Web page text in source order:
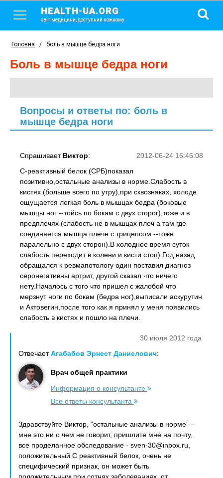
HEALTH-UA.ORG
світ медицини, доступний кожному
Головна / боль в мышце бедра ноги
боль в мышце бедра ноги
Вопросы и ответы по: боль в
мышце бедра ноги
2012-06-24 16:46:08
Спрашивает Виктор:
С-реактивный белок (СРБ)показал
позитивно,остальные анализы в норме.Слабость в
кистях (больше всего по утру),при сквозняках, холоде
ощущается легкая боль в мышцах бедра (боковые
мышцы ног --тойсь по бокам с двух сторог),тоже и в
предплечях (слабость не в мышцах плеч а там где
соединяется мышца плече с трицепсом --тоже
паралельно с двух сторон).В холодное время суток
слабость переходит в колени и кисти стоп).Год назад
обращался к ревмапотологу один поставил диагноз
серонегативны артрит, другой сказал что ничего
нету.Началось с того что пришел с жалобой что
мерзнут ноги по бокам (бедра ног),выписали аскурутин
и Актовегин,после того как я принял у меня появились
слабость в кистях и пошло на плечи.
30 июля 2012 года
ОтвечаетАгабабов Эрнест Даниелович:
Врач общей практики
Информация о консультанте
Все ответы консультанта
Здравствуйте Виктор, “остальные анализы в норме” –
мне это ни о чем не говорит, пришлите мне на почту,
все проделанное обследование - sven-30@inbox.ru,
положительный С реактивный белок, очень не
специфический признак, он может быть